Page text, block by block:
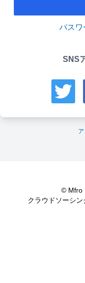
パスワ
SNS
© Mfro
クラウドソーシン